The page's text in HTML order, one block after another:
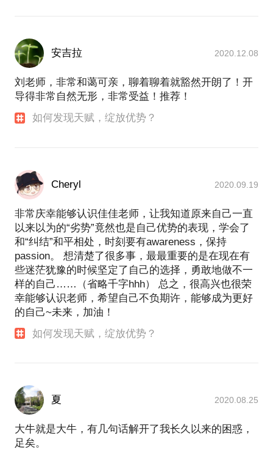
安吉拉 2020.12.08
刘老师，非常和蔼可亲，聊着聊着就豁然开朗了！开
导得非常自然无形，非常受益！推荐！
如何发现天赋，绽放优势？
Cheryl 2020.09.19
非常庆幸能够认识佳佳老师，让我知道原来自己一直
以来以为的“劣势”竟然也是自己优势的表现，学会了
和“纠结”和平相处，时刻要有awareness，保持
passion。 想清楚了很多事，最最重要的是在现在有
些迷茫犹豫的时候坚定了自己的选择，勇敢地做不一
样的自己……（省略千字hhh） 总之，很高兴也很荣
幸能够认识老师，希望自己不负期许，能够成为更好
的自己~未来，加油！
如何发现天赋，绽放优势？
夏 2020.08.25
大牛就是大牛，有几句话解开了我长久以来的困惑，
足矣。